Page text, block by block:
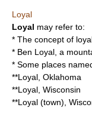
Loyal
Loyal may refer to:
* The concept of
* Ben Loyal , a
* Some places
**Loyal, Oklahoma
**Loyal, Wisconsin
**Loyal (town),